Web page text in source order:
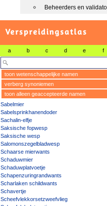
Beheerders en
Verspreidingsatlas
a b c d e f
toon wetenschappelijke namen
verberg synoniemen
toon alleen geaccepteerde namen
Sabelmier
Sabelsprinkhanendoder
Sachalin-elfje
Saksische fopwesp
Saksische wesp
Salomonszegelbladwesp
Schaarse mierwants
Schaduwmier
Schaduwplatvoetje
Schapenzuringrandwants
Scharlaken schildwants
Schavertje
Scheefvlekkorsetzweefvlieg